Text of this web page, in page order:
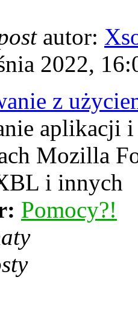
autor:
2022,
z
aplikacji i
Mozilla
i innych
Pomocy?!